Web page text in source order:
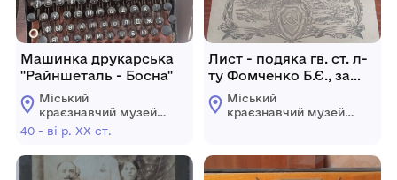
Машинка друкарська
"Райншеталь - Босна"
Міський
краєзнавчий музей
Гайсинщини
40 - ві р. ХХ ст.
Лист - подяка гв. ст. л-
ту Фомченко Б.Є., за
оволодіння містом
Дойтч - Кроне и
Міський
краєзнавчий музей